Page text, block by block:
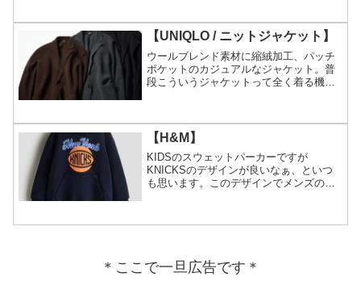
【UNIQLO / ニットジャケット】
ウールブレンド素材に縮絨加工、パッチ
ポケットのカジュアルなジャケット。普
段こういうジャケットって全く着る機会
【H&M】
KIDSのスウェットパーカーですが
KNICKSのデザインが良いなぁ、といつ
も思います。このデザインでメンズのク
ど）
＊ここで一旦広告です＊